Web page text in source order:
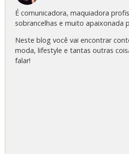
É comunicadora, maquiadora
sobrancelhas e muito apaixonada
Neste blog você vai encontrar
moda, lifestyle e tantas outras
falar!